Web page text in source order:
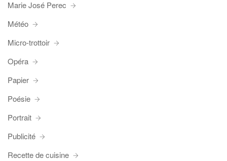
Marie José Perec
Météo
Micro-trottoir
Opéra
Papier
Poésie
Portrait
Publicité
Recette de cuisine